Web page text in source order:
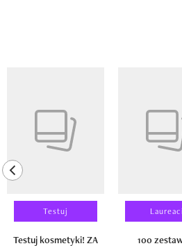
previous element
Testuj
Testuj kosmetyki! ZA
Laureaci
100